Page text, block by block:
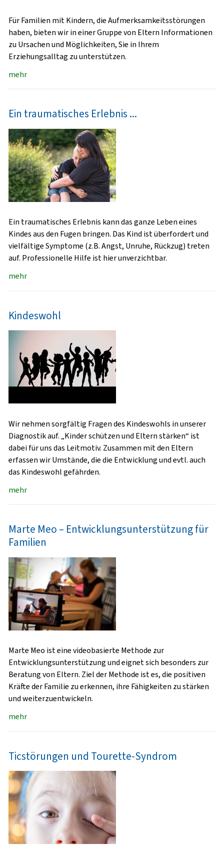
Für Familien mit Kindern, die Aufmerksamkeitsstörungen
haben, bieten wir in einer Gruppe von Eltern Informationen
zu Ursachen und Möglichkeiten, Sie in Ihrem
Erziehungsalltag zu unterstützen.
mehr
Ein traumatisches Erlebnis ...
Ein traumatisches Erlebnis kann das ganze Leben eines
Kindes aus den Fugen bringen. Das Kind ist überfordert und
vielfältige Symptome (z.B. Angst, Unruhe, Rückzug) treten
auf. Professionelle Hilfe ist hier unverzichtbar.
mehr
Kindeswohl
Wir nehmen sorgfältig Fragen des Kindeswohls in unserer
Diagnostik auf. „Kinder schützen und Eltern stärken“ ist
dabei für uns das Leitmotiv. Zusammen mit den Eltern
erfassen wir Umstände, die die Entwicklung und evtl. auch
das Kindeswohl gefährden.
mehr
Marte Meo – Entwicklungsunterstützung für
Familien
Marte Meo ist eine videobasierte Methode zur
Entwicklungsunterstützung und eignet sich besonders zur
Beratung von Eltern. Ziel der Methode ist es, die positiven
Kräfte der Familie zu erkennen, ihre Fähigkeiten zu stärken
und weiterzuentwickeln.
mehr
Ticstörungen und Tourette-Syndrom